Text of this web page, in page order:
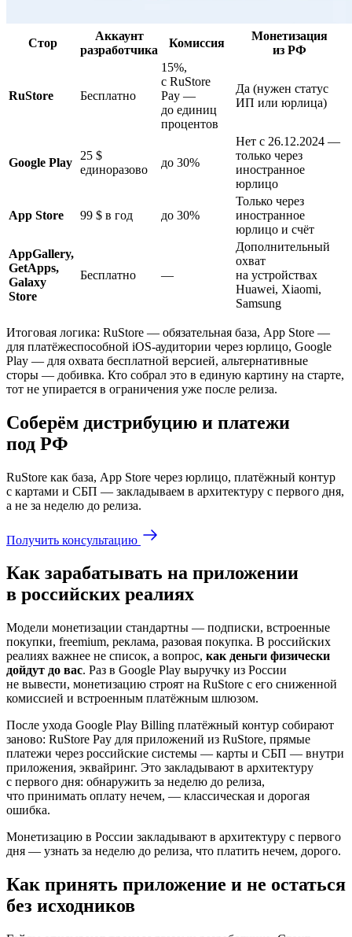
Стор
Аккаунт
разработчика
Комиссия
Монетизация
из РФ
RuStore Бесплатно
15%,
с RuStore
Pay —
до единиц
процентов
Да (нужен статус
ИП или юрлица)
Google Play
25 $
единоразово
до 30%
Нет с 26.12.2024 —
только через
иностранное
юрлицо
App Store 99 $ в год до 30%
Только через
иностранное
юрлицо и счёт
AppGallery,
GetApps,
Galaxy
Store
Бесплатно —
Дополнительный
охват
на устройствах
Huawei, Xiaomi,
Samsung
Итоговая логика: RuStore — обязательная база, App Store —
для платёжеспособной iOS-аудитории через юрлицо, Google
Play — для охвата бесплатной версией, альтернативные
сторы — добивка. Кто собрал это в единую картину на старте,
тот не упирается в ограничения уже после релиза.
Соберём дистрибуцию и платежи
под РФ
RuStore как база, App Store через юрлицо, платёжный контур
с картами и СБП — закладываем в архитектуру с первого дня,
а не за неделю до релиза.
Получить консультацию
Как зарабатывать на приложении
в российских реалиях
Модели монетизации стандартны — подписки, встроенные
покупки, freemium, реклама, разовая покупка. В российских
реалиях важнее не список, а вопрос, как деньги физически
дойдут до вас. Раз в Google Play выручку из России
не вывести, монетизацию строят на RuStore с его сниженной
комиссией и встроенным платёжным шлюзом.
После ухода Google Play Billing платёжный контур собирают
заново: RuStore Pay для приложений из RuStore, прямые
платежи через российские системы — карты и СБП — внутри
приложения, эквайринг. Это закладывают в архитектуру
с первого дня: обнаружить за неделю до релиза,
что принимать оплату нечем, — классическая и дорогая
ошибка.
Монетизацию в России закладывают в архитектуру с первого
дня — узнать за неделю до релиза, что платить нечем, дорого.
Как принять приложение и не остаться
без исходников